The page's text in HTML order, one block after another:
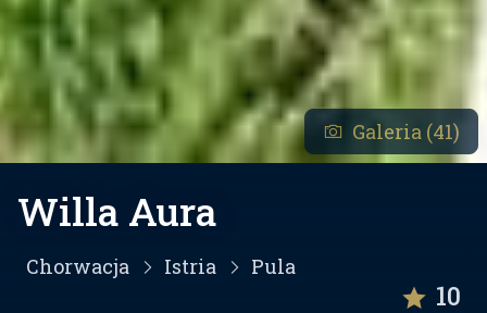
Galeria (41)
Willa Aura
Chorwacja Istria Pula
10